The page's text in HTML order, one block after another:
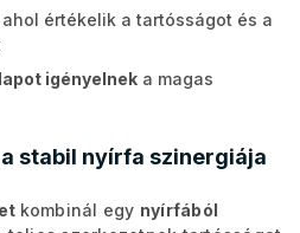
, ahol értékelik a tartósságot és a
igényelnek a magas
stabil nyírfa szinergiája
kombinál egy nyírfából